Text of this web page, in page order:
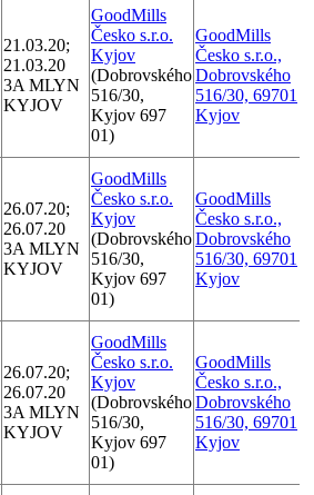
21.03.20;
21.03.20
3A MLYN
KYJOV
GoodMills
Česko s.r.o.
Kyjov
(Dobrovského
516/30,
Kyjov 697
01)
GoodMills
Česko s.r.o.,
Dobrovského
516/30, 69701
Kyjov
26.07.20;
26.07.20
3A MLYN
KYJOV
GoodMills
Česko s.r.o.
Kyjov
(Dobrovského
516/30,
Kyjov 697
01)
GoodMills
Česko s.r.o.,
Dobrovského
516/30, 69701
Kyjov
26.07.20;
26.07.20
3A MLYN
KYJOV
GoodMills
Česko s.r.o.
Kyjov
(Dobrovského
516/30,
Kyjov 697
01)
GoodMills
Česko s.r.o.,
Dobrovského
516/30, 69701
Kyjov